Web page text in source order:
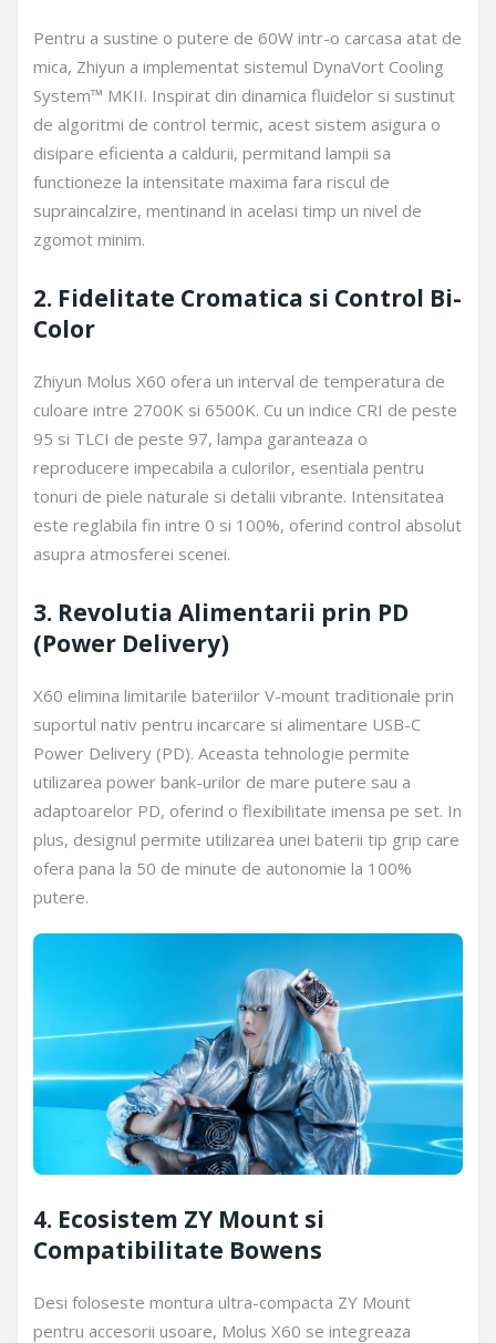
Pentru a sustine o putere de 60W intr-o carcasa atat de
mica, Zhiyun a implementat sistemul DynaVort Cooling
System™ MKII. Inspirat din dinamica fluidelor si sustinut
de algoritmi de control termic, acest sistem asigura o
disipare eficienta a caldurii, permitand lampii sa
functioneze la intensitate maxima fara riscul de
supraincalzire, mentinand in acelasi timp un nivel de
zgomot minim.
2. Fidelitate Cromatica si Control Bi-
Color
Zhiyun Molus X60 ofera un interval de temperatura de
culoare intre 2700K si 6500K. Cu un indice CRI de peste
95 si TLCI de peste 97, lampa garanteaza o
reproducere impecabila a culorilor, esentiala pentru
tonuri de piele naturale si detalii vibrante. Intensitatea
este reglabila fin intre 0 si 100%, oferind control absolut
asupra atmosferei scenei.
3. Revolutia Alimentarii prin PD
(Power Delivery)
X60 elimina limitarile bateriilor V-mount traditionale prin
suportul nativ pentru incarcare si alimentare USB-C
Power Delivery (PD). Aceasta tehnologie permite
utilizarea power bank-urilor de mare putere sau a
adaptoarelor PD, oferind o flexibilitate imensa pe set. In
plus, designul permite utilizarea unei baterii tip grip care
ofera pana la 50 de minute de autonomie la 100%
putere.
4. Ecosistem ZY Mount si
Compatibilitate Bowens
Desi foloseste montura ultra-compacta ZY Mount
pentru accesorii usoare, Molus X60 se integreaza